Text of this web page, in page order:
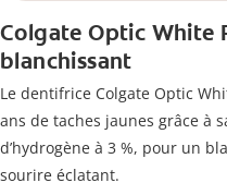
Colgate Optic White
blanchissant
Le dentifrice Colgate Optic
ans de taches jaunes grâce à
d’hydrogène à 3 %, pour un
sourire éclatant.